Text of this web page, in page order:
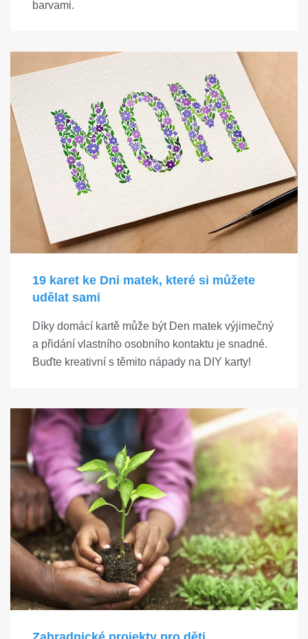
barvami.
19 karet ke Dni matek, které si můžete
udělat sami
Díky domácí kartě může být Den matek výjimečný
a přidání vlastního osobního kontaktu je snadné.
Buďte kreativní s těmito nápady na DIY karty!